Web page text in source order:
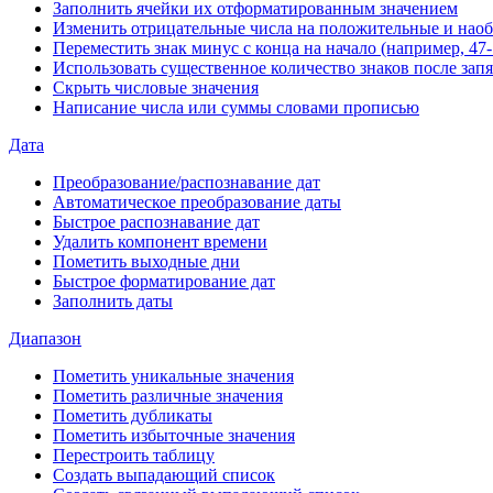
Заполнить ячейки их отформатированным значением
Изменить отрицательные числа на положительные и
Переместить знак минус с конца на начало (например,
Использовать существенное количество знаков после
Скрыть числовые значения
Написание числа или суммы словами прописью
Дата
Преобразование/распознавание дат
Автоматическое преобразование даты
Быстрое распознавание дат
Удалить компонент времени
Пометить выходные дни
Быстрое форматирование дат
Заполнить даты
Диапазон
Пометить уникальные значения
Пометить различные значения
Пометить дубликаты
Пометить избыточные значения
Перестроить таблицу
Создать выпадающий список